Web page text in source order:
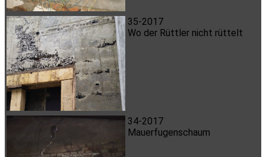
35-2017
Wo der Rüttler nicht rüttelt
34-2017
Mauerfugenschaum